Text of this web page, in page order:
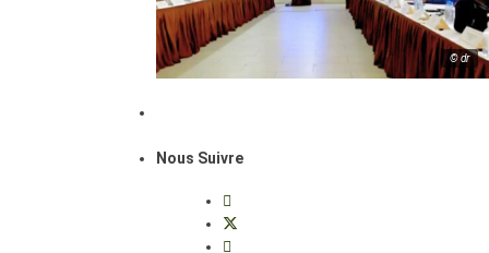
© dr
Nous Suivre